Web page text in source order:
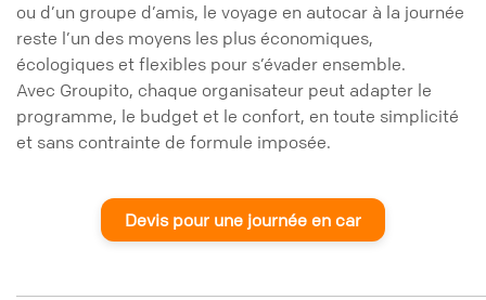
ou d’un groupe d’amis, le voyage en autocar à la journée
reste l’un des moyens les plus économiques,
écologiques et flexibles pour s’évader ensemble.
Avec Groupito, chaque organisateur peut adapter le
programme, le budget et le confort, en toute simplicité
et sans contrainte de formule imposée.
Devis pour une journée en car